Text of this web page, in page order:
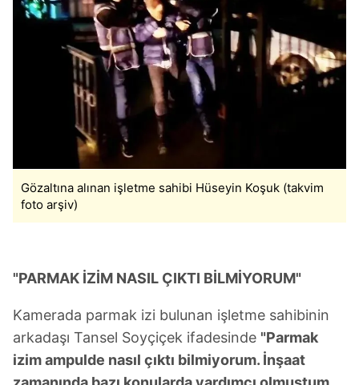
Gözaltına alınan işletme sahibi Hüseyin Koşuk (takvim
foto arşiv)
"PARMAK İZİM NASIL ÇIKTI BİLMİYORUM"
Kamerada parmak izi bulunan işletme sahibinin
arkadaşı Tansel Soyçiçek ifadesinde "Parmak
izim ampulde nasıl çıktı bilmiyorum. İnşaat